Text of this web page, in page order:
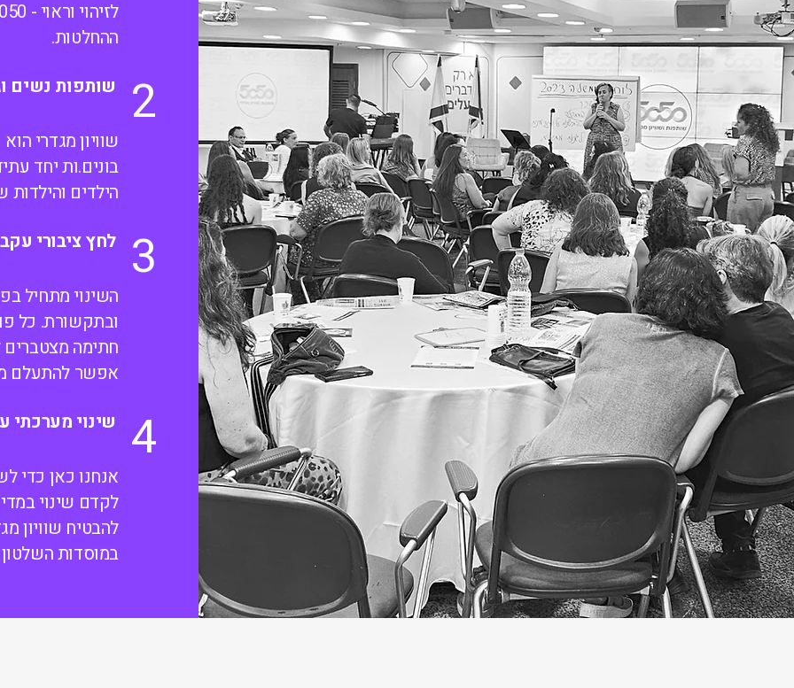
ההחלטות.
שותפות נשים
2
שוויון מגדרי
בונים.ות יחד
הילדים והילדות
לחץ ציבורי
3
השינוי מתחיל
ובתקשורת. כל
חתימה מצטברים
אפשר להתעלם
שינוי מערכתי
4
אנחנו כאן כדי
לקדם שינוי
להבטיח שוויון
במוסדות